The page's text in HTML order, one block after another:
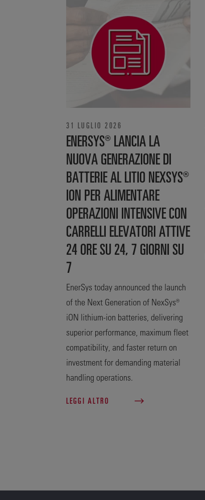
31 LUGLIO 2026
ENERSYS® LANCIA LA
NUOVA GENERAZIONE DI
BATTERIE AL LITIO NEXSYS®
ION PER ALIMENTARE
OPERAZIONI INTENSIVE CON
CARRELLI ELEVATORI ATTIVE
24 ORE SU 24, 7 GIORNI SU
7
EnerSys today announced the launch
of the Next Generation of NexSys®
iON lithium-ion batteries, delivering
superior performance, maximum fleet
compatibility, and faster return on
investment for demanding material
handling operations.
LEGGI ALTRO